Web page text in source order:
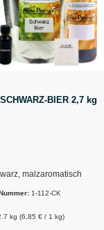
BIER 2,7 kg
malzaromatisch
1-112-CK
kg (6,85 € / 1 kg)